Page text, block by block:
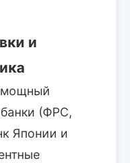
и
мощный
(ФРС,
Японии и